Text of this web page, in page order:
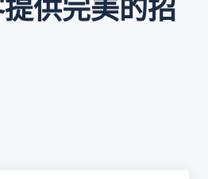
供完美的招